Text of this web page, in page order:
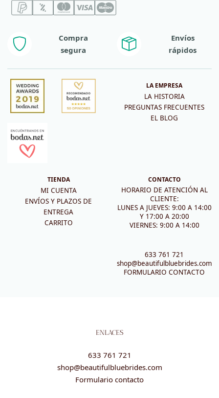
Compra
segura
Envíos
rápidos
LA EMPRESA
LA HISTORIA
PREGUNTAS FRECUENTES
EL BLOG
TIENDA
MI CUENTA
ENVÍOS Y PLAZOS DE
ENTREGA
CARRITO
CONTACTO
HORARIO DE ATENCIÓN AL
CLIENTE:
LUNES A JUEVES: 9:00 A 14:00
Y 17:00 A 20:00
VIERNES: 9:00 A 14:00
633 761 721
shop@beautifulbluebrides.com
FORMULARIO CONTACTO
ENLACES
633 761 721
shop@beautifulbluebrides.com
Formulario contacto